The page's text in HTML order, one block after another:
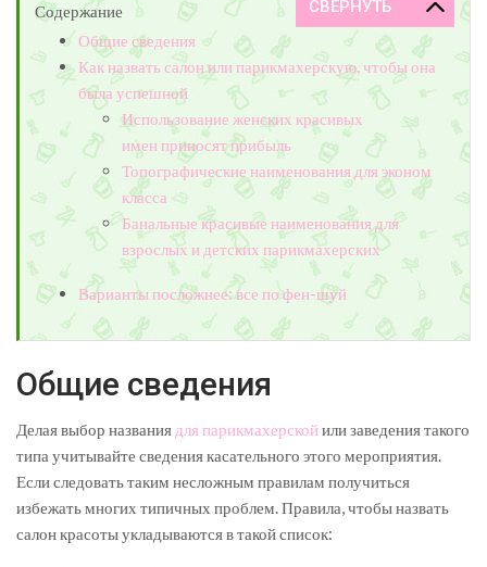
Содержание
Общие сведения
Как назвать салон или парикмахерскую, чтобы она
была успешной
Использование женских красивых
имен приносят прибыль
Топографические наименования для эконом
класса
Банальные красивые наименования для
взрослых и детских парикмахерских
Варианты посложнее: все по фен-шуй
Общие сведения
Делая выбор названия для парикмахерской или заведения такого
типа учитывайте сведения касательного этого мероприятия.
Если следовать таким несложным правилам получиться
избежать многих типичных проблем. Правила, чтобы назвать
салон красоты укладываются в такой список: